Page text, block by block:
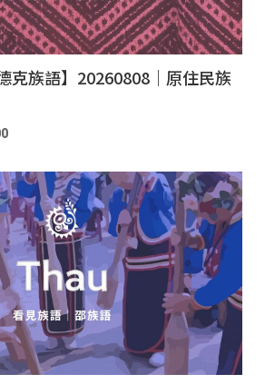
克族語】20260808｜原住民族